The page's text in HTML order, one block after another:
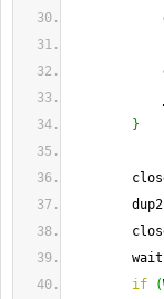
}
dup2
if
(